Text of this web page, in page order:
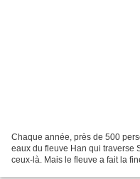
Chaque année, près de 500
eaux du fleuve Han qui traverse
ceux-là. Mais le fleuve a fait la